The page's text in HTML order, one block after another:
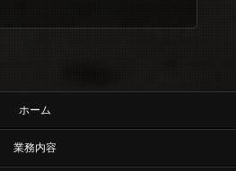
ホーム
業務内容